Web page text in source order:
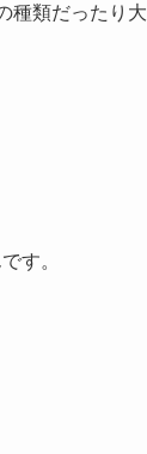
種類だったり大
す。